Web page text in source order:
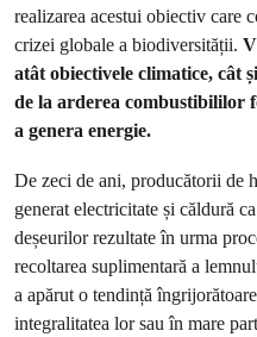
realizarea acestui obiectiv care
crizei globale a biodiversității.
atât obiectivele climatice, cât
de la arderea
a genera energie.
De zeci de ani, producătorii de
generat electricitate și căldură
deșeurilor rezultate în urma
recoltarea suplimentară a
a apărut o tendință
integralitatea lor sau în mare